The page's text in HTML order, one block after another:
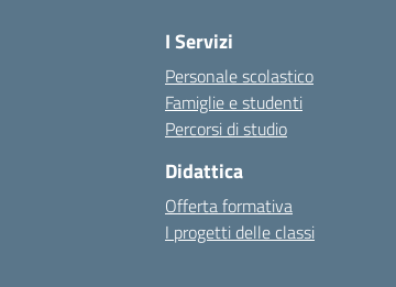
I Servizi
Personale scolastico
Famiglie e studenti
Percorsi di studio
Didattica
Offerta formativa
I progetti delle classi